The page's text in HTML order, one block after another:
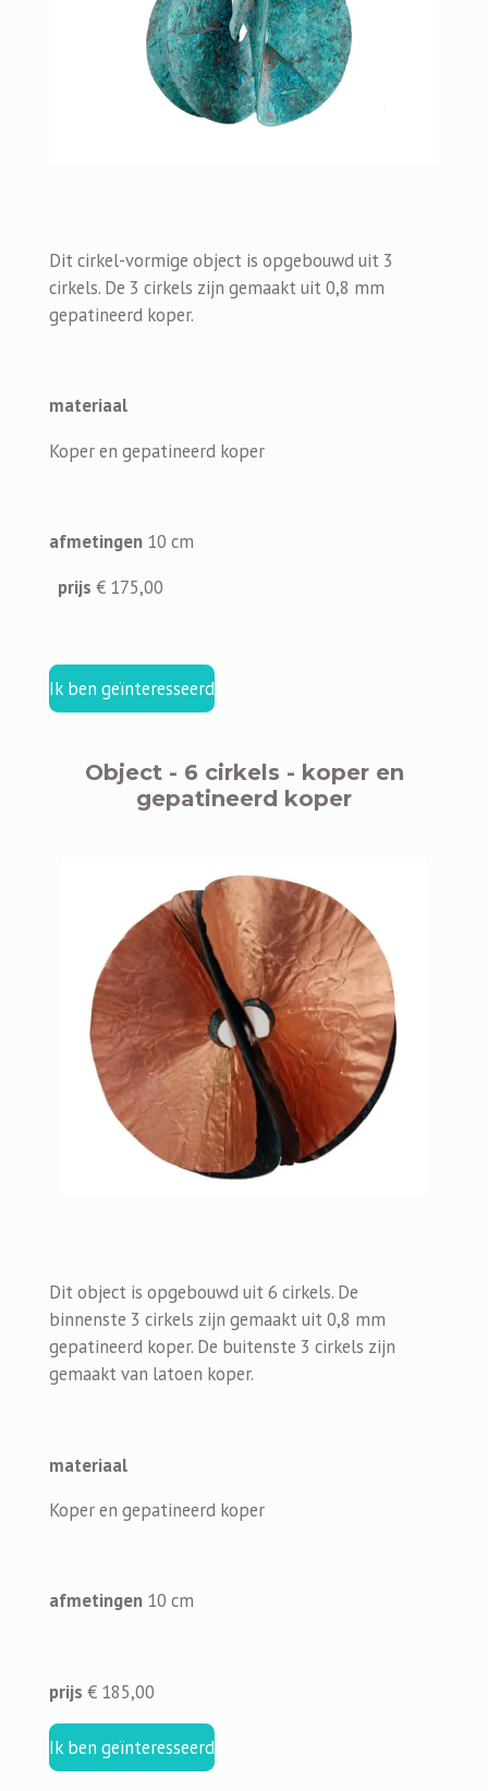
Dit cirkel-vormige object is opgebouwd uit 3
cirkels. De 3 cirkels zijn gemaakt uit 0,8 mm
gepatineerd koper.
materiaal
Koper en gepatineerd koper
afmetingen 10 cm
prijs € 175,00
Ik ben geïnteresseerd
Object - 6 cirkels - koper en
gepatineerd koper
Dit object is opgebouwd uit 6 cirkels. De
binnenste 3 cirkels zijn gemaakt uit 0,8 mm
gepatineerd koper. De buitenste 3 cirkels zijn
gemaakt van latoen koper.
materiaal
Koper en gepatineerd koper
afmetingen 10 cm
prijs € 185,00
Ik ben geïnteresseerd